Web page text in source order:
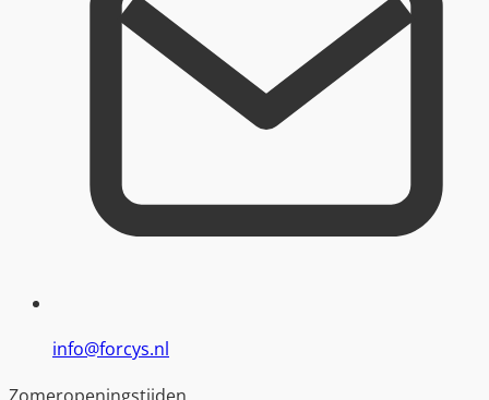
info@forcys.nl
Zomeropeningstijden